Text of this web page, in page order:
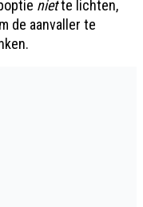
niette lichten,
de aanvaller te